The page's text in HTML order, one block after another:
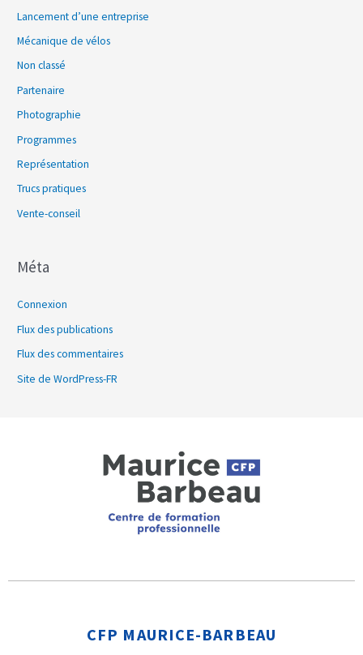
Lancement d’une entreprise
Mécanique de vélos
Non classé
Partenaire
Photographie
Programmes
Représentation
Trucs pratiques
Vente-conseil
Méta
Connexion
Flux des publications
Flux des commentaires
Site de WordPress-FR
CFP MAURICE-BARBEAU